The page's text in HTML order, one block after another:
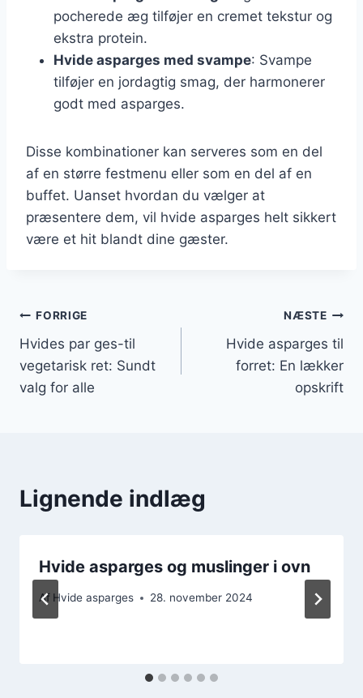
pocherede æg tilføjer en cremet tekstur og
ekstra protein.
Hvide asparges med svampe: Svampe
tilføjer en jordagtig smag, der harmonerer
godt med asparges.
Disse kombinationer kan serveres som en del
af en større festmenu eller som en del af en
buffet. Uanset hvordan du vælger at
præsentere dem, vil hvide asparges helt sikkert
være et hit blandt dine gæster.
Indlægsnavigation
FORRIGE
Hvides par ges-til
vegetarisk ret: Sundt
valg for alle
NÆSTE
Hvide asparges til
forret: En lækker
opskrift
Lignende indlæg
Hvide asparges og muslinger i ovn
Af Hvide asparges 28. november 2024